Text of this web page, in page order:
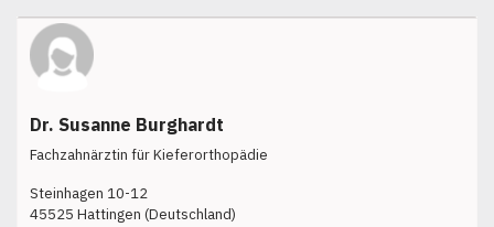
Dr. Susanne Burghardt
Fachzahnärztin für Kieferorthopädie
Steinhagen 10-12
45525 Hattingen (Deutschland)